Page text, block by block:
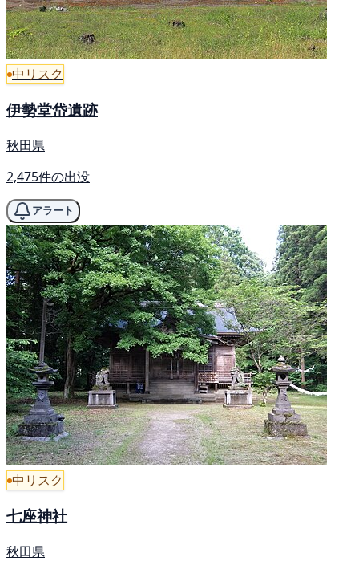
中リスク
伊勢堂岱遺跡
秋田県
2,475件の出没
アラート
中リスク
七座神社
秋田県